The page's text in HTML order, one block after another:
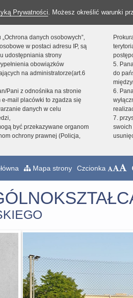
Prywatności. Możesz określić warunki
danych osobowych”,
w postaci adresu IP, są
udostępniania strony
obowiązków
na administratorze(art.6
Pani z odnośnika na stronie
mail placówki to zgadza się
danych w celu
być przekazywane organom
ochrony prawnej (Policja,
5.
do
6.
7.
Mapa strony Czcionka